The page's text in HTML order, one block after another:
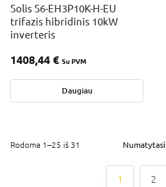
Solis S6-EH3P10K-H-EU
trifazis hibridinis 10kW
inverteris
1408,44€ Su PVM
Daugiau
Rodoma 1–25 iš 31
1 2